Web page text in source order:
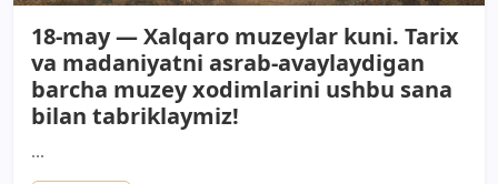
18-may — Xalqaro muzeylar kuni. Tarix
va madaniyatni asrab-avaylaydigan
barcha muzey xodimlarini ushbu sana
bilan tabriklaymiz!
...